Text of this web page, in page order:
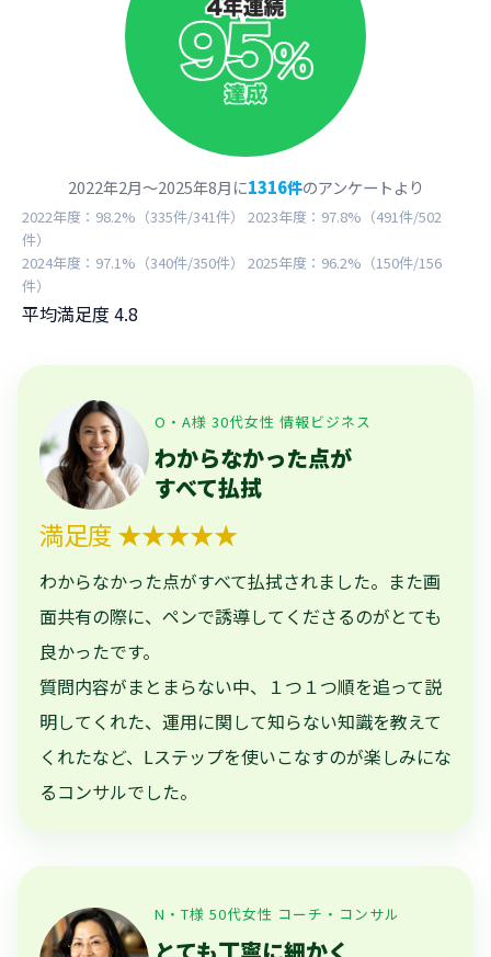
2022年2月〜2025年8月に1316件のアンケートより
2022年度：98.2%（335件/341件） 2023年度：97.8%（491件/502
件）
2024年度：97.1%（340件/350件） 2025年度：96.2%（150件/156
件）
平均満足度 4.8
O・A様 30代女性 情報ビジネス
わからなかった点が
すべて払拭
満足度 ★★★★★
わからなかった点がすべて払拭されました。また画
面共有の際に、ペンで誘導してくださるのがとても
良かったです。
質問内容がまとまらない中、１つ１つ順を追って説
明してくれた、運用に関して知らない知識を教えて
くれたなど、Lステップを使いこなすのが楽しみにな
るコンサルでした。
N・T様 50代女性 コーチ・コンサル
とても丁寧に細かく